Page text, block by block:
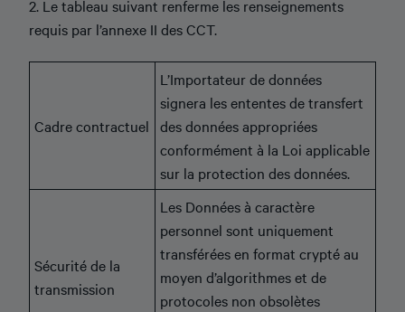
2. Le tableau suivant renferme les renseignements
requis par l’annexe II des CCT.
Cadre contractuel
L’Importateur de données
signera les ententes de transfert
des données appropriées
conformément à la Loi applicable
sur la protection des données.
Sécurité de la
transmission
Les Données à caractère
personnel sont uniquement
transférées en format crypté au
moyen d’algorithmes et de
protocoles non obsolètes